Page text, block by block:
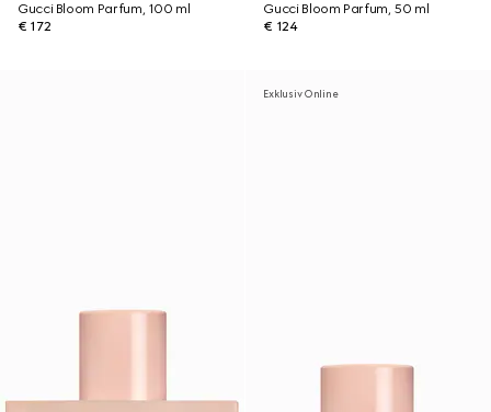
Gucci Bloom Parfum, 100 ml
€ 172
Gucci Bloom Parfum, 50 ml
€ 124
Exklusiv Online